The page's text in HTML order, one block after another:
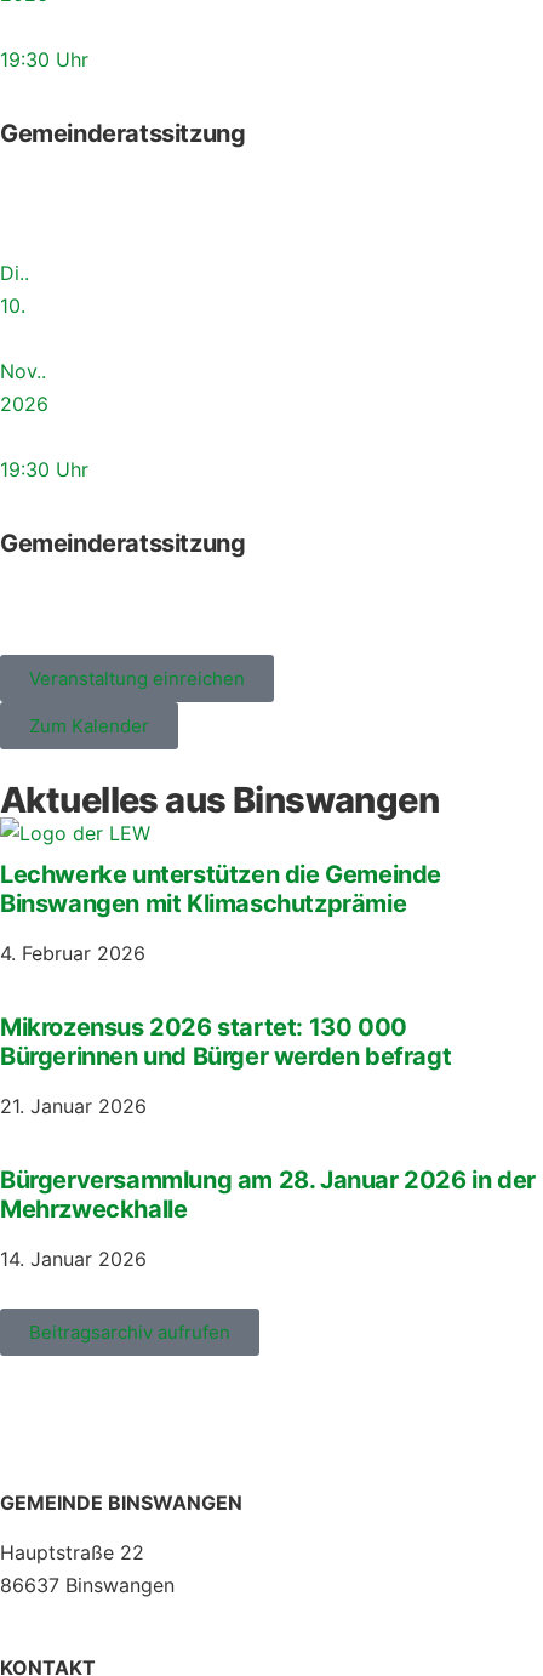
19:30 Uhr
Gemeinderatssitzung
Di..
10.
Nov..
2026
19:30 Uhr
Gemeinderatssitzung
Veranstaltung einreichen
Zum Kalender
Aktuelles aus Binswangen
Lechwerke unterstützen die Gemeinde
Binswangen mit Klimaschutzprämie
4. Februar 2026
Mikrozensus 2026 startet: 130 000
Bürgerinnen und Bürger werden befragt
21. Januar 2026
Bürgerversammlung am 28. Januar 2026 in der
Mehrzweckhalle
14. Januar 2026
Beitragsarchiv aufrufen
GEMEINDE BINSWANGEN
Hauptstraße 22
86637 Binswangen
KONTAKT